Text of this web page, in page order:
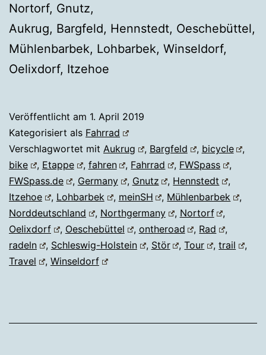
Nortorf, Gnutz,
Aukrug, Bargfeld, Hennstedt, Oeschebüttel,
Mühlenbarbek, Lohbarbek, Winseldorf,
Oelixdorf, Itzehoe
Veröffentlicht am 1. April 2019
Kategorisiert als Fahrrad
Verschlagwortet mit Aukrug , Bargfeld , bicycle
,
bike
, Etappe , fahren , Fahrrad , FWSpass
,
FWSpass.de
, Germany , Gnutz , Hennstedt
,
Itzehoe
, Lohbarbek , meinSH , Mühlenbarbek
,
Norddeutschland
, Northgermany , Nortorf
,
Oelixdorf
, Oeschebüttel , ontheroad , Rad
,
radeln
, Schleswig-Holstein , Stör ,Tour ,trail
,
Travel
, Winseldorf